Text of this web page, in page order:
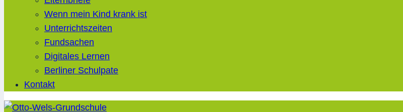
Wenn mein Kind krank ist
Unterrichtszeiten
Fundsachen
Digitales Lernen
Berliner Schulpate
Kontakt